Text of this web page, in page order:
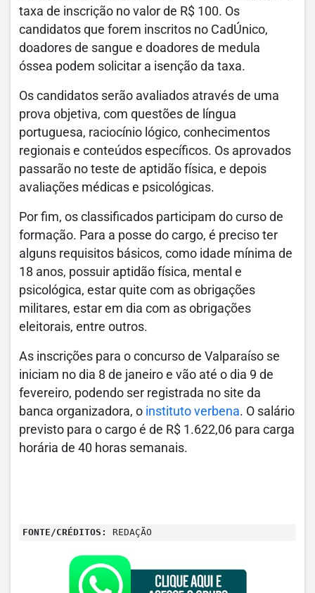
taxa de inscrição no valor de R$ 100. Os
candidatos que forem inscritos no CadÚnico,
doadores de sangue e doadores de medula
óssea podem solicitar a isenção da taxa.
Os candidatos serão avaliados através de uma
prova objetiva, com questões de língua
portuguesa, raciocínio lógico, conhecimentos
regionais e conteúdos específicos. Os aprovados
passarão no teste de aptidão física, e depois
avaliações médicas e psicológicas.
Por fim, os classificados participam do curso de
formação. Para a posse do cargo, é preciso ter
alguns requisitos básicos, como idade mínima de
18 anos, possuir aptidão física, mental e
psicológica, estar quite com as obrigações
militares, estar em dia com as obrigações
eleitorais, entre outros.
As inscrições para o concurso de Valparaíso se
iniciam no dia 8 de janeiro e vão até o dia 9 de
fevereiro, podendo ser registrada no site da
banca organizadora, o instituto verbena. O salário
previsto para o cargo é de R$ 1.622,06 para carga
horária de 40 horas semanais.
FONTE/CRÉDITOS: REDAÇÃO